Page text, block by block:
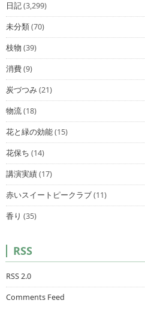
日記(3,299)
未分類(70)
枝物 (39)
消費(9)
炭づつみ(21)
物流(18)
花と緑の効能(15)
花保ち (14)
講演実績(17)
赤いスイートピークラブ(11)
香り (35)
RSS
RSS 2.0
Comments Feed